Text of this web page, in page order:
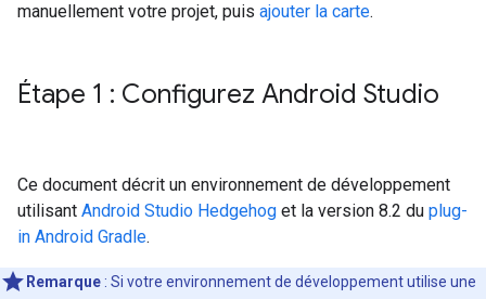
manuellement votre projet, puis ajouter la carte.
Étape 1 : Configurez Android Studio
Ce document décrit un environnement de développement
utilisant Android Studio Hedgehog et la version 8.2 du plug-
in Android Gradle.
Remarque : Si votre environnement de développement utilise une